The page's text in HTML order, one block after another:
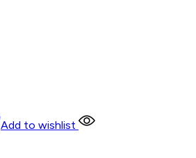
Add to wishlist